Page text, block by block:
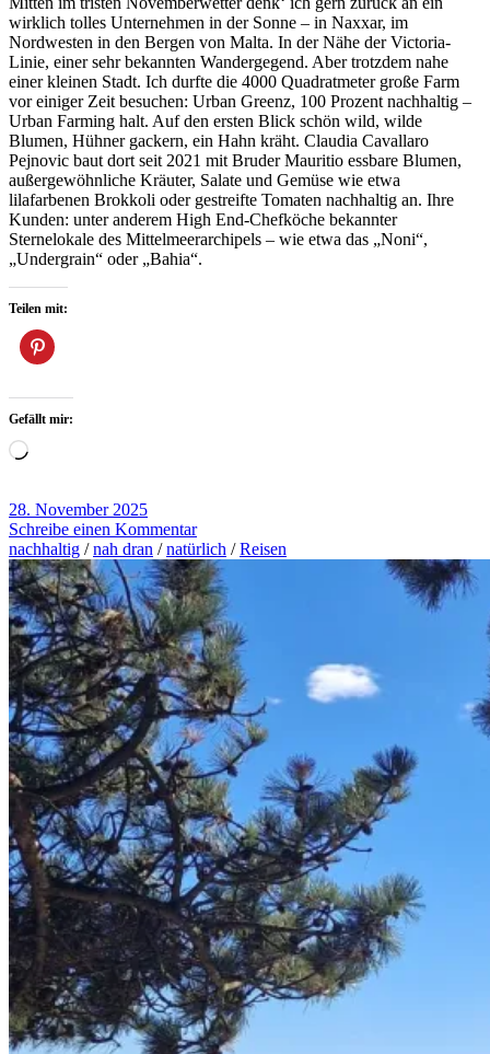
wirklich tolles Unternehmen in der Sonne – in Naxxar, im
Nordwesten in den Bergen von Malta. In der Nähe der Victoria-
Linie, einer sehr bekannten Wandergegend. Aber trotzdem nahe
einer kleinen Stadt. Ich durfte die 4000 Quadratmeter große Farm
vor einiger Zeit besuchen: Urban Greenz, 100 Prozent nachhaltig –
Urban Farming halt. Auf den ersten Blick schön wild, wilde
Blumen, Hühner gackern, ein Hahn kräht. Claudia Cavallaro
Pejnovic baut dort seit 2021 mit Bruder Mauritio essbare Blumen,
außergewöhnliche Kräuter, Salate und Gemüse wie etwa
lilafarbenen Brokkoli oder gestreifte Tomaten nachhaltig an. Ihre
Kunden: unter anderem High End-Chefköche bekannter
Sternelokale des Mittelmeerarchipels – wie etwa das „Noni“,
„Undergrain“ oder „Bahia“.
Teilen mit:
Gefällt mir:
Wird
28. November 2025
Schreibe einen Kommentar
nachhaltig /nah dran /natürlich /Reisen